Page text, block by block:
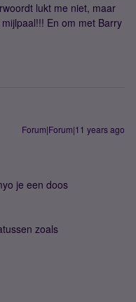
lukt me niet, maar
En om met Barry
Forum|Forum|11 years ago
je een doos
zoals